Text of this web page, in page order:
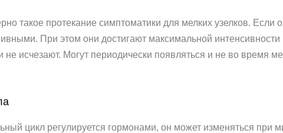
такое протекание симптоматики для мелких узелков.
При этом они достигают максимальной
не исчезают. Могут периодически появляться и не во время
цикл регулируется гормонами, он может изменяться